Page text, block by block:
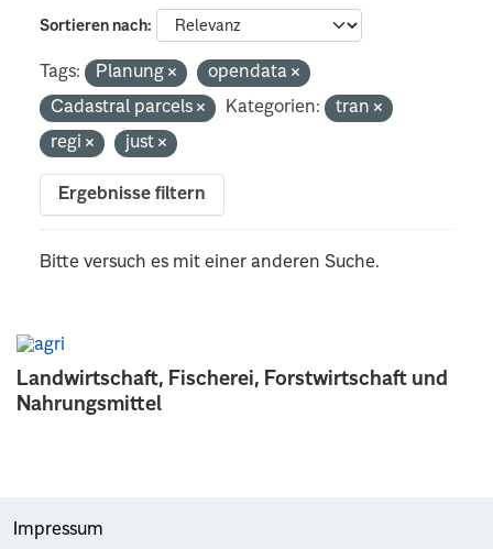
Landwirtschaft, Fischerei, Forstwirtschaft und
Nahrungsmittel
Sortieren nach
Tags: Planung
opendata
Cadastral parcels
Kategorien:
tran
regi
just
Ergebnisse filtern
Bitte versuch es mit einer anderen Suche.
Impressum